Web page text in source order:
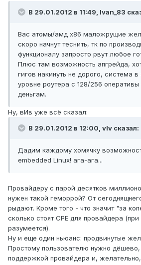
В 29.01.2012 в 11:49, Ivan_83
Вас атомы/амд х86 маложрущие
скоро начнут теснить, тк по
функционалу запросто рвут любое
Плюс там возможность апгрейда,
гигов накинуть не дорого, система
уровне роутера с 128/256 оперативы
деньгам.
Ну, вИв уже всё сказал:
В 29.01.2012 в 12:00, vIv сказал:
Дадим каждому хомячку
embedded Linux! ага-ага...
Провайдеру с парой десятков
нужен такой геморрой? От
рыдают. Кроме того - что значит "за
сколько стоят СРЕ для провайдера
разумеется).
Ну и еще один ньюанс: продвинутые
Простому пользователю нужно дёшево,
поддержкой провайдера и,